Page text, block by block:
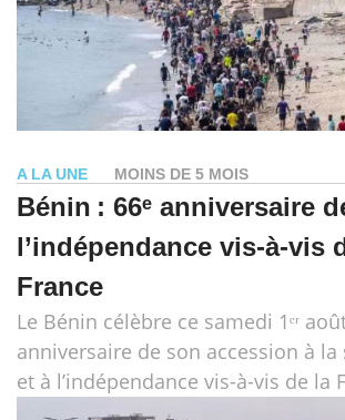
A LA UNE MOINS DE 5 MOIS
Bénin : 66ᵉ anniversaire
l’indépendance vis-à-vis
France
Le Bénin célèbre ce samedi 1ᵉʳ
anniversaire de son accession à la
et à l’indépendance vis-à-vis de la